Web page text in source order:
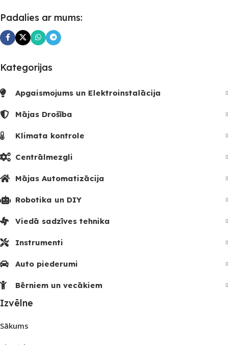
Padalies ar mums:
Kategorijas
Apgaismojums un Elektroinstalācija
Mājas Drošība
Klimata kontrole
Centrālmezgli
Mājas Automatizācija
Robotika un DIY
Viedā sadzīves tehnika
Instrumenti
Auto piederumi
Bērniem un vecākiem
Izvēlne
Sākums